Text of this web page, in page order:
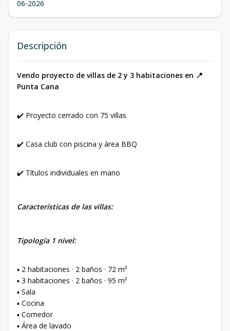
06-2026
Descripción
Vendo proyecto de villas de 2 y 3 habitaciones en 📍
Punta Cana
✔️ Proyecto cerrado con 75 villas
✔️ Casa club con piscina y área BBQ
✔️ Títulos individuales en mano
Características de las villas:
Tipología 1 nivel:
▪️ 2 habitaciones · 2 baños · 72 m²
▪️ 3 habitaciones · 2 baños · 95 m²
▪️ Sala
▪️ Cocina
▪️ Comedor
▪️ Área de lavado